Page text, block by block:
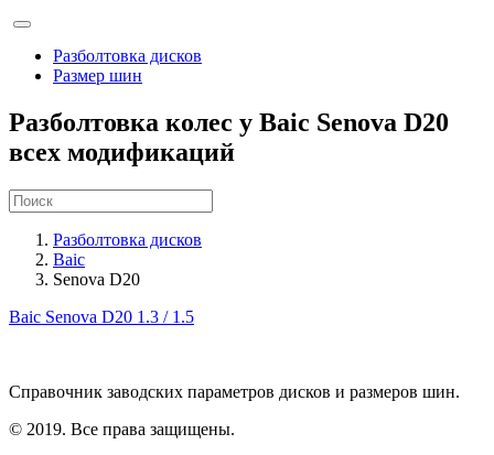
Разболтовка дисков
Размер шин
Разболтовка колес у Baic Senova D20
всех модификаций
Разболтовка дисков
Baic
Senova D20
Baic Senova D20 1.3 / 1.5
Справочник заводских параметров дисков и размеров шин.
© 2019. Все права защищены.